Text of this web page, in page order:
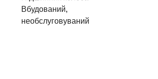
Вбудований,
необслуговуваний